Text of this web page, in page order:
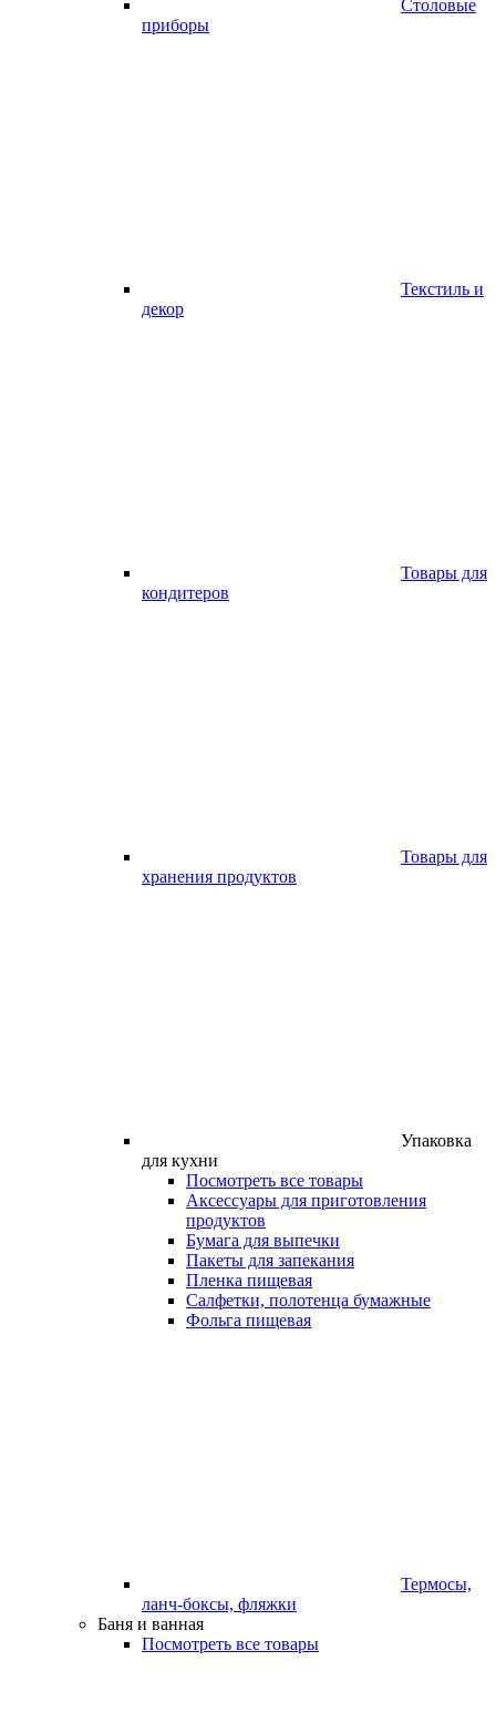
Столовые
приборы
Текстиль и
декор
Товары для
кондитеров
Товары для
хранения продуктов
Упаковка
для кухни
Посмотреть все товары
Аксессуары для приготовления
продуктов
Бумага для выпечки
Пакеты для запекания
Пленка пищевая
Салфетки, полотенца бумажные
Фольга пищевая
Термосы,
ланч-боксы, фляжки
Баня и ванная
Посмотреть все товары